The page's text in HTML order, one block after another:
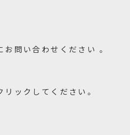
問い合わせください 。
ックしてください。